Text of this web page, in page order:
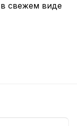
в свежем виде